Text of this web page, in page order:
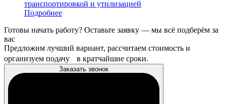
транспортировкой и утилизацией
Подробнее
Готовы начать работу? Оставьте заявку — мы всё подберём за
вас
Предложим лучший вариант, рассчитаем стоимость и
организуем подачу в кратчайшие сроки.
Заказать звонок